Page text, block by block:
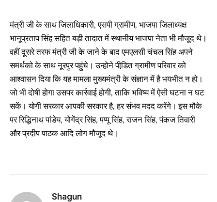
मंत्री जी के साथ जिलाधिकारी, एसपी ग्रामीण, भाजपा जिलाध्‍यक्ष
भानूप्रताप सिंह सहित बड़ी तादात में स्‍थानीय भाजपा नेता भी मौजूद थे।
वहीं दूसरे तरफ मंत्री जी के जाने के बाद एमएलसी चंचल सिंह अपने
समर्थको के साथ नूरपुर पहुंचे। उन्‍होने पीडि़त ग्रामीण परिवार को
आश्‍वासन दिया कि यह मामला मुख्‍यमंत्री के संज्ञान में है भयभीत न हो।
जो भी दोषी होगा उसपर कार्रवाई होगी, ताकि भविष्‍य में ऐसी घटना न घट
सकें। योगी सरकार आपकी सरकार है, हर संभव मदद करेंगे। इस मौके
पर रिद्धिनाथ पांडेय, योगेंद्र सिंह, पप्‍पू सिंह, राजन सिंह, पंकज तिवारी
और प्रदीप पाठक आदि लोग मौजूद थे।
Shagun